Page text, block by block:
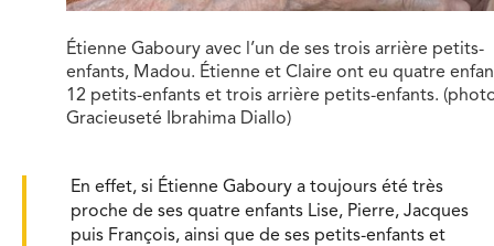
Étienne Gaboury avec l’un de ses trois arrière petits-
enfants, Madou. Étienne et Claire ont eu quatre
12 petits-enfants et trois arrière petits-enfants.
Gracieuseté Ibrahima Diallo)
En effet, si Étienne Gaboury a toujours été très
proche de ses quatre enfants Lise, Pierre, Jacques
puis François, ainsi que de ses petits-enfants et